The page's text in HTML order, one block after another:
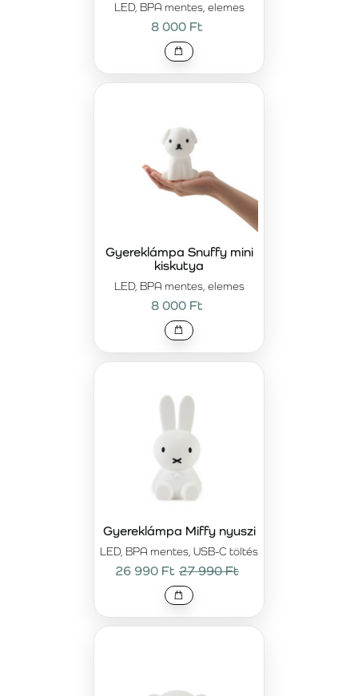
LED, BPA mentes, elemes
8 000 Ft
LED, BPA mentes, elemes
Gyereklámpa Snuffy mini
kiskutya
8 000 Ft
LED, BPA mentes, USB-C töltés
Gyereklámpa Miffy nyuszi
26 990 Ft 27 990 Ft